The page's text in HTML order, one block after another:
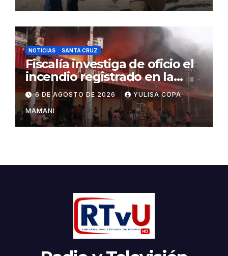
NOTICIAS SANTA CRUZ
Fiscalía investiga de oficio el
incendio registrado en la
feria Barrio Lindo
6 DE AGOSTO DE 2026 YULISA COPA
MAMANI